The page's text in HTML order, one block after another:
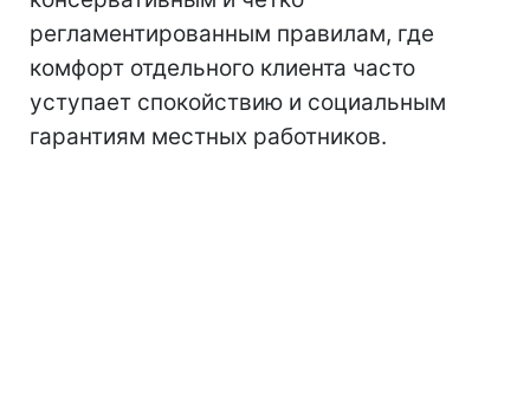
регламентированным правилам, где
комфорт отдельного клиента часто
уступает спокойствию и социальным
гарантиям местных работников.